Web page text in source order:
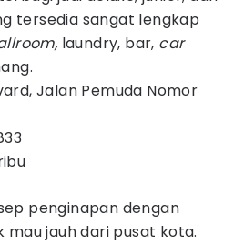
tersedia sangat lengkap
laundry, bar, car
Jalan Pemuda Nomor
penginapan dengan
mau jauh dari pusat kota.